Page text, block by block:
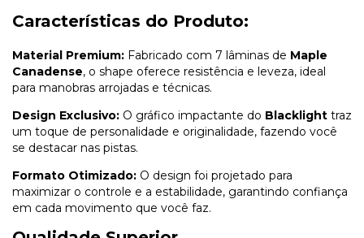
Características do Produto:
Material Premium: Fabricado com 7 lâminas de Maple
Canadense, o shape oferece resistência e leveza, ideal
para manobras arrojadas e técnicas.
Design Exclusivo: O gráfico impactante do Blacklight traz
um toque de personalidade e originalidade, fazendo você
se destacar nas pistas.
Formato Otimizado: O design foi projetado para
maximizar o controle e a estabilidade, garantindo confiança
em cada movimento que você faz.